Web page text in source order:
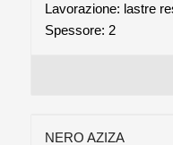
Lavorazione: lastre
Spessore: 2
NERO AZIZA